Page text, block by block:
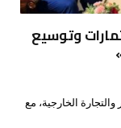
وتوسيع
الخارجية، مع